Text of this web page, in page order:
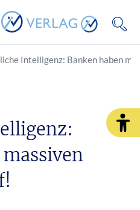
Intelligenz: Banken haben